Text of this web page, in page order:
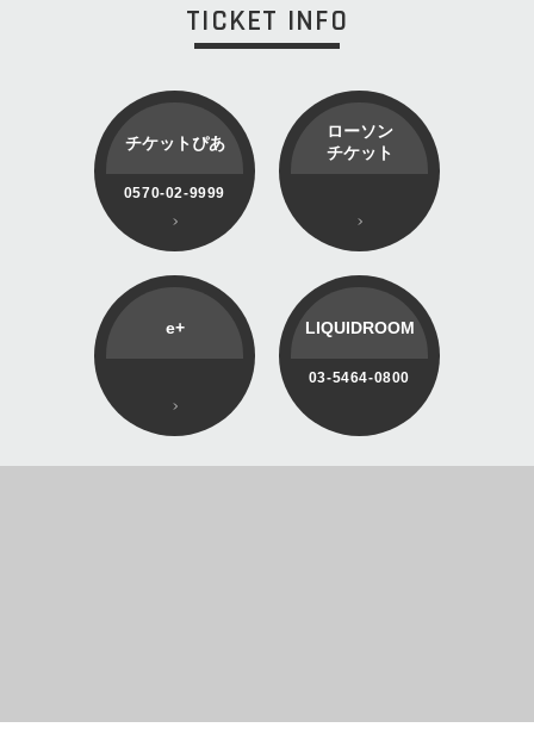
TICKET INFO
チケットぴあ
0570-02-9999
ローソン
チケット
e+ LIQUIDROOM
03-5464-0800